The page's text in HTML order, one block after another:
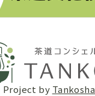
Project by Tankosha